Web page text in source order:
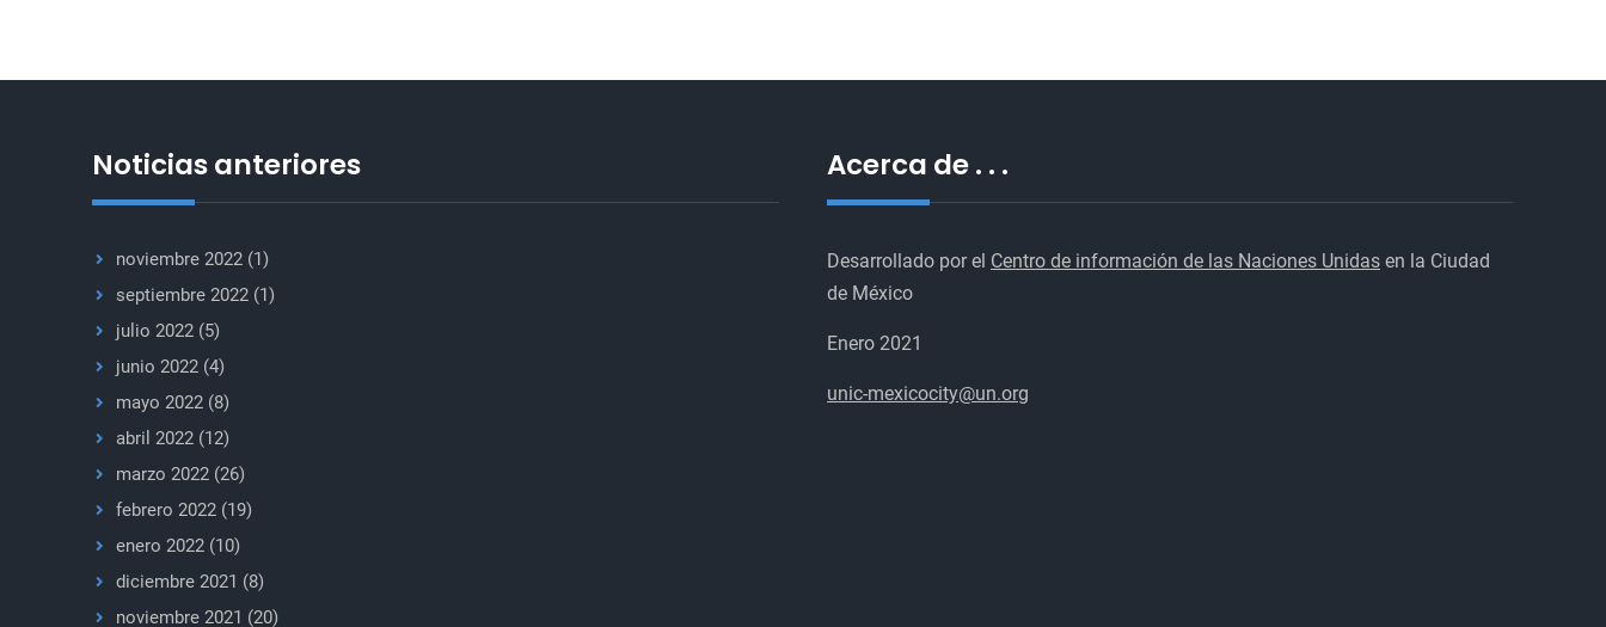
Noticias anteriores
noviembre 2022 (1)
septiembre 2022 (1)
julio 2022 (5)
junio 2022 (4)
mayo 2022 (8)
abril 2022 (12)
marzo 2022 (26)
febrero 2022 (19)
enero 2022 (10)
diciembre 2021 (8)
noviembre 2021 (20)
Acerca de . . .
Desarrollado por el Centro de información de las Naciones Unidas en la Ciudad
de México
Enero 2021
unic-mexicocity@un.org